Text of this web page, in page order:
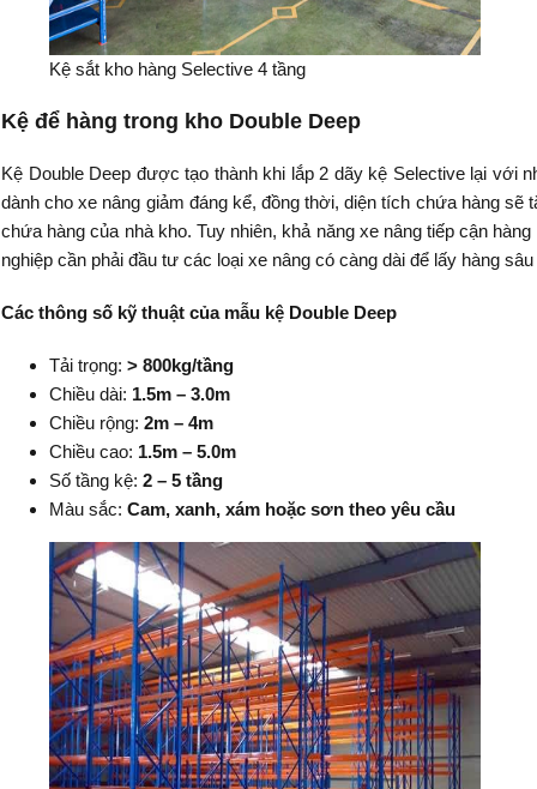
Kệ sắt kho hàng Selective 4 tầng
Kệ để hàng trong kho Double Deep
Kệ Double Deep được tạo thành khi lắp 2 dãy kệ Selective lại với
dành cho xe nâng giảm đáng kể, đồng thời, diện tích chứa hàng sẽ
chứa hàng của nhà kho. Tuy nhiên, khả năng xe nâng tiếp cận
nghiệp cần phải đầu tư các loại xe nâng có càng dài để lấy hàng
Các thông số kỹ thuật của mẫu kệ Double Deep
Tải trọng: > 800kg/tầng
Chiều dài: 1.5m – 3.0m
Chiều rộng: 2m – 4m
Chiều cao: 1.5m – 5.0m
Số tầng kệ: 2 – 5 tầng
Màu sắc: Cam, xanh, xám hoặc sơn theo yêu cầu